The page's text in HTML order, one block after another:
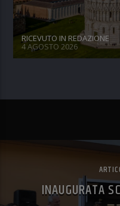
RICEVUTO IN REDAZIONE
4 AGOSTO 2026
INAUGURATA